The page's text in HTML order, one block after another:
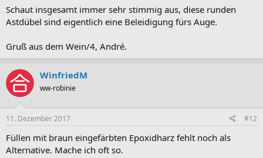
Schaut insgesamt immer sehr stimmig aus, diese runden
Astdübel sind eigentlich eine Beleidigung fürs Auge.
Gruß aus dem Wein/4, André.
WinfriedM
ww-robinie
11. Dezember 2017 #12
Füllen mit braun eingefärbten Epoxidharz fehlt noch als
Alternative. Mache ich oft so.